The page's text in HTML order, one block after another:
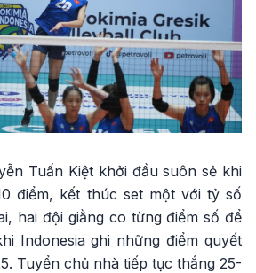
Tuấn Kiệt khởi đầu suôn sẻ khi
điểm, kết thúc set một với tỷ số
hai đội giằng co từng điểm số để
Indonesia ghi những điểm quyết
Tuyển chủ nhà tiếp tục thắng 25-